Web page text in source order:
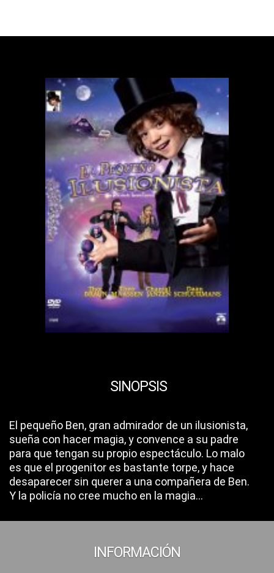
SINOPSIS
El pequeño Ben, gran admirador de un ilusionista,
sueña con hacer magia, y convence a su padre
para que tengan su propio espectáculo. Lo malo
es que el progenitor es bastante torpe, y hace
desaparecer sin querer a una compañera de Ben.
Y la policía no cree mucho en la magia...
INFORMACIÓN